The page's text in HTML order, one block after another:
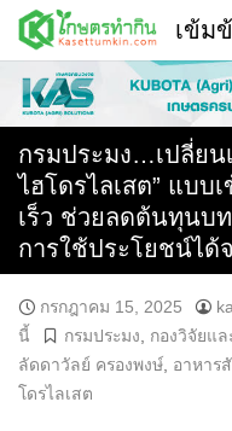
Skip
content
พืช
หน้าแรก
แวดวงเกษตร
ใคร ทำอะไร ที่ไหน
สถานีข่าววันนี้
เข้ม
กรมประมง…เปลี่ยน
ไฮโดรไลเสต” แบ
เร็ว ช่วยลดต้นทุนบ
การใช้ประโยชน์ได้
กรกฎาคม 15, 2025
นี้
กรมประมง, กองวิจัยแ
ลัดดาวัลย์ ครองพงษ์, อาหาร
โดรไลเสต